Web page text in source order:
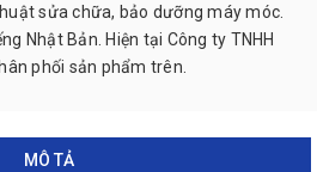
sửa chữa, bảo dưỡng máy móc.
Nhật Bản. Hiện tại Công ty TNHH
phối sản phẩm trên.
MÔ TẢ